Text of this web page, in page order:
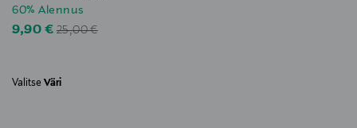
60% Alennus
Discounted Price
9,90 € Original Price
25,00 €
Valitse Väri